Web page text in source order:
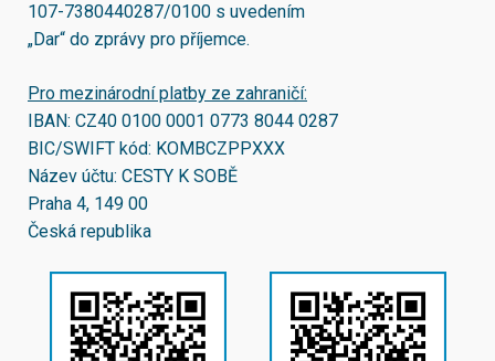
107-7380440287/0100 s uvedením
„Dar“ do zprávy pro příjemce.
Pro mezinárodní platby ze zahraničí:
IBAN: CZ40 0100 0001 0773 8044 0287
BIC/SWIFT kód: KOMBCZPPXXX
Název účtu: CESTY K SOBĚ
Praha 4, 149 00
Česká republika